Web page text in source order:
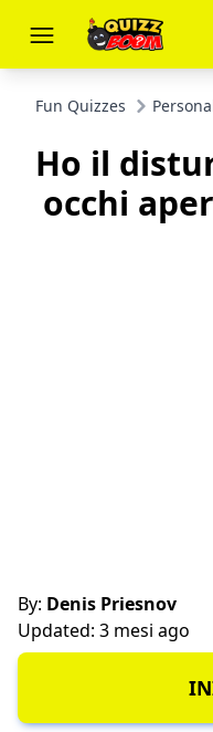
Fun Quizzes
Ho il
occhi
By: Denis Priesnov
Updated: 3 mesi ago